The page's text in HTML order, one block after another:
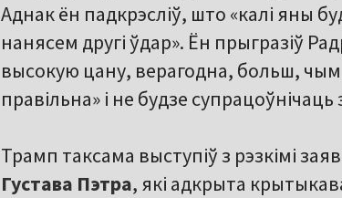
Аднак ён падкрэсліў, што «калі яны
нанясем другі ўдар». Ён прыгразіў
высокую цану, верагодна, больш, чым
правільна» і не будзе
Трамп таксама выступіў з рэзкімі
Густава Пэтра, які адкрыта